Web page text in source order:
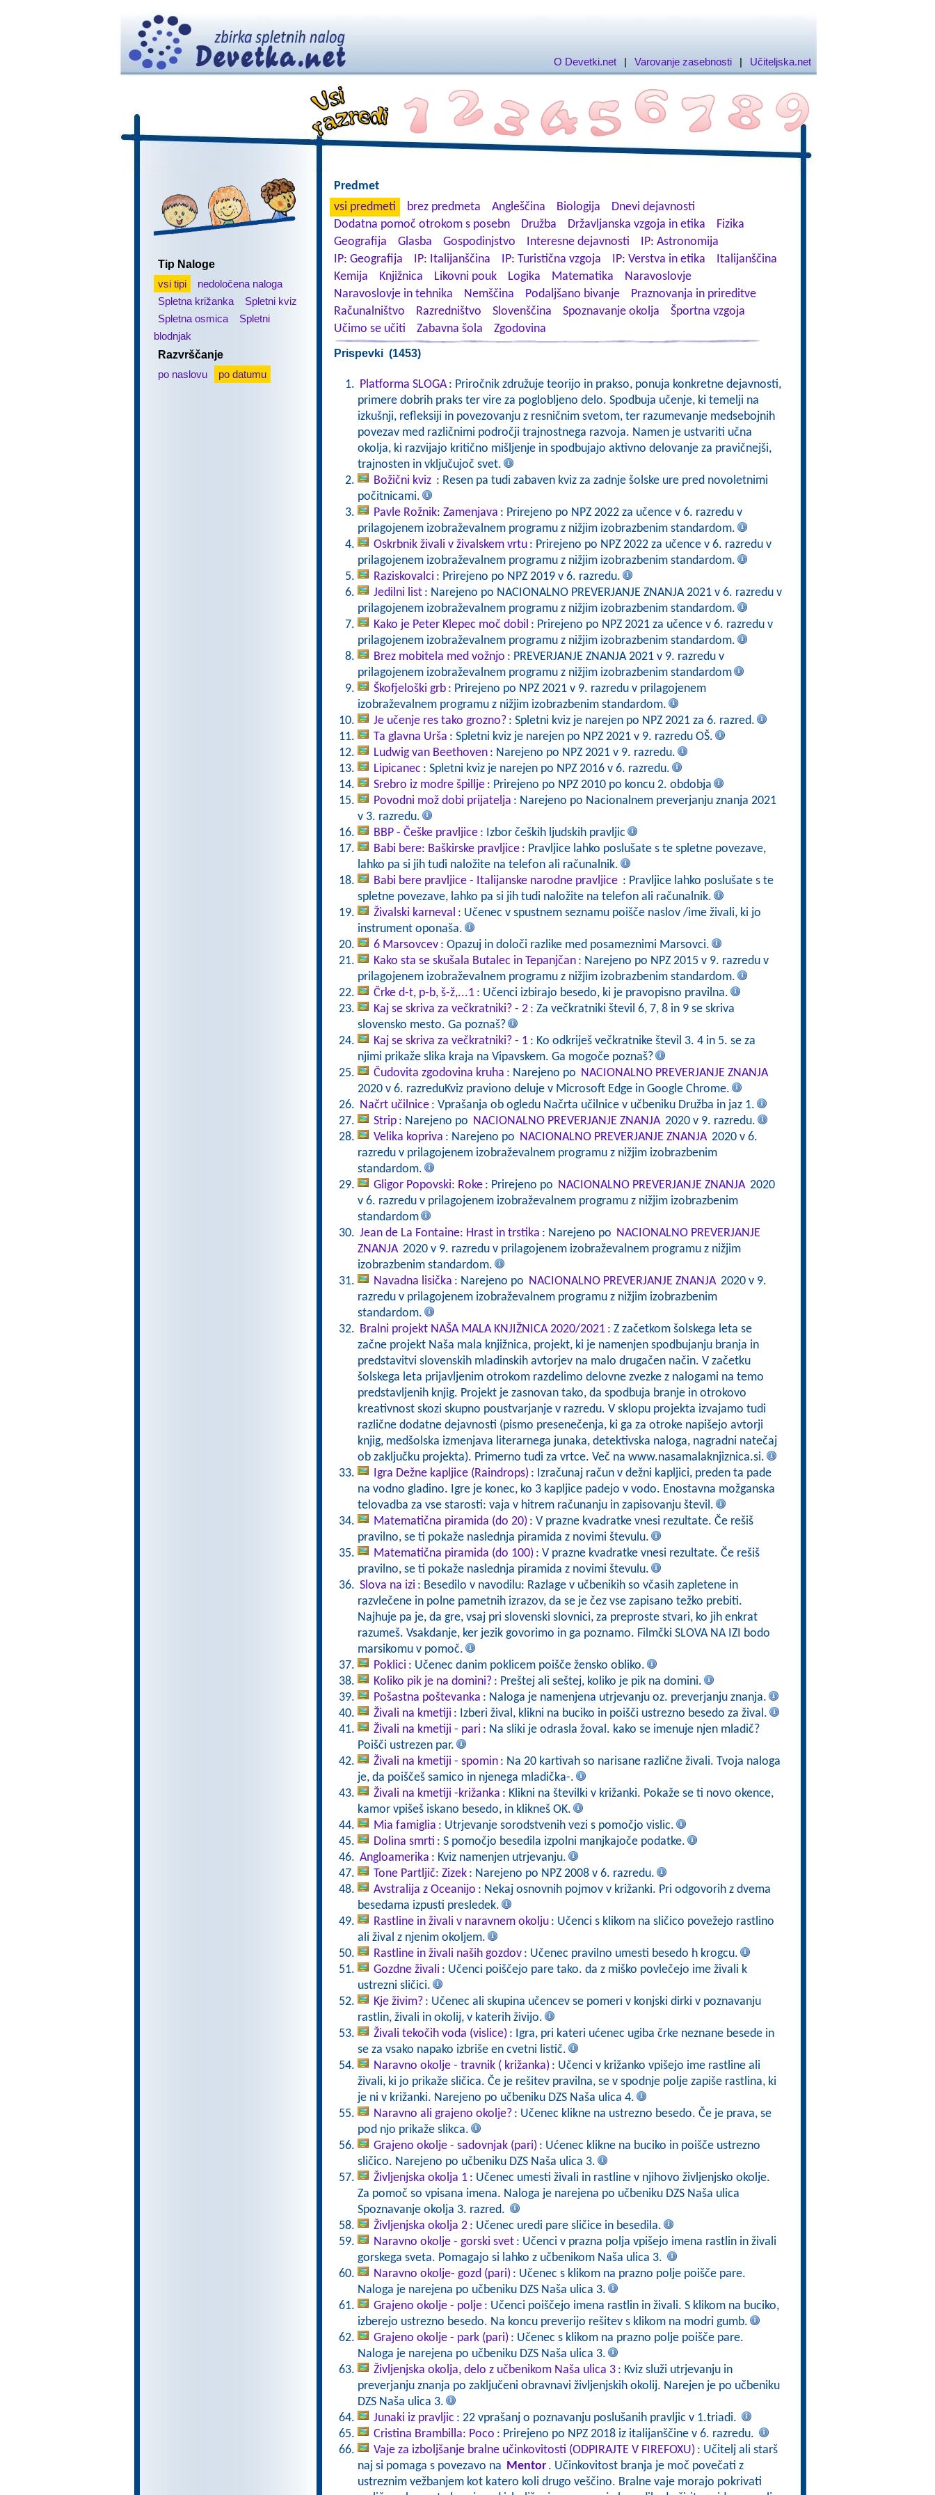
O Devetki.net | Varovanje zasebnosti | Učiteljska.net
Tip Naloge
vsi tipi
nedoločena naloga
Spletna križanka
Spletni kviz
Spletna osmica
Spletni
blodnjak
Razvrščanje
po naslovu
po datumu
Predmet
vsi predmeti
brez predmeta Angleščina Biologija
Dnevi dejavnosti
Dodatna pomoč otrokom s posebn
Družba Državljanska vzgoja in etika
Fizika
Geografija
Glasba Gospodinjstvo Interesne dejavnosti
IP: Astronomija
IP: Geografija
IP: Italijanščina IP: Turistična vzgoja IP: Verstva in etika
Italijanščina
Kemija
Knjižnica Likovni pouk Logika Matematika
Naravoslovje
Naravoslovje in tehnika
Nemščina Podaljšano bivanje
Praznovanja in prireditve
Računalništvo
Razredništvo Slovenščina Spoznavanje okolja
Športna vzgoja
Učimo se učiti
Zabavna šola Zgodovina
Prispevki (1453)
Platforma SLOGA : Priročnik združuje teorijo in prakso, ponuja konkretne dejavnosti,
primere dobrih praks ter vire za poglobljeno delo. Spodbuja učenje, ki temelji na
izkušnji, refleksiji in povezovanju z resničnim svetom, ter razumevanje medsebojnih
povezav med različnimi področji trajnostnega razvoja. Namen je ustvariti učna
okolja, ki razvijajo kritično mišljenje in spodbujajo aktivno delovanje za pravičnejši,
trajnosten in vključujoč svet.
Božični kviz : Resen pa tudi zabaven kviz za zadnje šolske ure pred novoletnimi
počitnicami.
Pavle Rožnik: Zamenjava : Prirejeno po NPZ 2022 za učence v 6. razredu v
prilagojenem izobraževalnem programu z nižjim izobrazbenim standardom.
Oskrbnik živali v živalskem vrtu : Prirejeno po NPZ 2022 za učence v 6. razredu v
prilagojenem izobraževalnem programu z nižjim izobrazbenim standardom.
Raziskovalci : Prirejeno po NPZ 2019 v 6. razredu.
Jedilni list : Narejeno po NACIONALNO PREVERJANJE ZNANJA 2021 v 6. razredu v
prilagojenem izobraževalnem programu z nižjim izobrazbenim standardom.
Kako je Peter Klepec moč dobil : Prirejeno po NPZ 2021 za učence v 6. razredu v
prilagojenem izobraževalnem programu z nižjim izobrazbenim standardom.
Brez mobitela med vožnjo : PREVERJANJE ZNANJA 2021 v 9. razredu v
prilagojenem izobraževalnem programu z nižjim izobrazbenim standardom
Škofjeloški grb : Prirejeno po NPZ 2021 v 9. razredu v prilagojenem
izobraževalnem programu z nižjim izobrazbenim standardom.
Je učenje res tako grozno? : Spletni kviz je narejen po NPZ 2021 za 6. razred.
Ta glavna Urša : Spletni kviz je narejen po NPZ 2021 v 9. razredu OŠ.
Ludwig van Beethoven : Narejeno po NPZ 2021 v 9. razredu.
Lipicanec : Spletni kviz je narejen po NPZ 2016 v 6. razredu.
Srebro iz modre špillje : Prirejeno po NPZ 2010 po koncu 2. obdobja
Povodni mož dobi prijatelja : Narejeno po Nacionalnem preverjanju znanja 2021
v 3. razredu.
BBP - Češke pravljice : Izbor čeških ljudskih pravljic
Babi bere: Baškirske pravljice : Pravljice lahko poslušate s te spletne povezave,
lahko pa si jih tudi naložite na telefon ali računalnik.
Babi bere pravljice - Italijanske narodne pravljice : Pravljice lahko poslušate s te
spletne povezave, lahko pa si jih tudi naložite na telefon ali računalnik.
Živalski karneval : Učenec v spustnem seznamu poišče naslov /ime živali, ki jo
instrument oponaša.
6 Marsovcev : Opazuj in določi razlike med posameznimi Marsovci.
Kako sta se skušala Butalec in Tepanjčan : Narejeno po NPZ 2015 v 9. razredu v
prilagojenem izobraževalnem programu z nižjim izobrazbenim standardom.
Črke d-t, p-b, š-ž,...1 : Učenci izbirajo besedo, ki je pravopisno pravilna.
Kaj se skriva za večkratniki? - 2 : Za večkratniki števil 6, 7, 8 in 9 se skriva
slovensko mesto. Ga poznaš?
Kaj se skriva za večkratniki? - 1 : Ko odkriješ večkratnike števil 3. 4 in 5. se za
njimi prikaže slika kraja na Vipavskem. Ga mogoče poznaš?
Čudovita zgodovina kruha : Narejeno po NACIONALNO PREVERJANJE ZNANJA
2020 v 6. razreduKviz praviono deluje v Microsoft Edge in Google Chrome.
Načrt učilnice : Vprašanja ob ogledu Načrta učilnice v učbeniku Družba in jaz 1.
Strip : Narejeno po NACIONALNO PREVERJANJE ZNANJA 2020 v 9. razredu.
Velika kopriva : Narejeno po NACIONALNO PREVERJANJE ZNANJA 2020 v 6.
razredu v prilagojenem izobraževalnem programu z nižjim izobrazbenim
standardom.
Gligor Popovski: Roke : Prirejeno po NACIONALNO PREVERJANJE ZNANJA 2020
v 6. razredu v prilagojenem izobraževalnem programu z nižjim izobrazbenim
standardom
Jean de La Fontaine: Hrast in trstika : Narejeno po NACIONALNO PREVERJANJE
ZNANJA 2020 v 9. razredu v prilagojenem izobraževalnem programu z nižjim
izobrazbenim standardom.
Navadna lisička : Narejeno po NACIONALNO PREVERJANJE ZNANJA 2020 v 9.
razredu v prilagojenem izobraževalnem programu z nižjim izobrazbenim
standardom.
Bralni projekt NAŠA MALA KNJIŽNICA 2020/2021 : Z začetkom šolskega leta se
začne projekt Naša mala knjižnica, projekt, ki je namenjen spodbujanju branja in
predstavitvi slovenskih mladinskih avtorjev na malo drugačen način. V začetku
šolskega leta prijavljenim otrokom razdelimo delovne zvezke z nalogami na temo
predstavljenih knjig. Projekt je zasnovan tako, da spodbuja branje in otrokovo
kreativnost skozi skupno poustvarjanje v razredu. V sklopu projekta izvajamo tudi
različne dodatne dejavnosti (pismo presenečenja, ki ga za otroke napišejo avtorji
knjig, medšolska izmenjava literarnega junaka, detektivska naloga, nagradni natečaj
ob zaključku projekta). Primerno tudi za vrtce. Več na www.nasamalaknjiznica.si.
Igra Dežne kapljice (Raindrops) : Izračunaj račun v dežni kapljici, preden ta pade
na vodno gladino. Igre je konec, ko 3 kapljice padejo v vodo. Enostavna možganska
telovadba za vse starosti: vaja v hitrem računanju in zapisovanju števil.
Matematična piramida (do 20) : V prazne kvadratke vnesi rezultate. Če rešiš
pravilno, se ti pokaže naslednja piramida z novimi števulu.
Matematična piramida (do 100) : V prazne kvadratke vnesi rezultate. Če rešiš
pravilno, se ti pokaže naslednja piramida z novimi števulu.
Slova na izi : Besedilo v navodilu: Razlage v učbenikih so včasih zapletene in
razvlečene in polne pametnih izrazov, da se je čez vse zapisano težko prebiti.
Najhuje pa je, da gre, vsaj pri slovenski slovnici, za preproste stvari, ko jih enkrat
razumeš. Vsakdanje, ker jezik govorimo in ga poznamo. Filmčki SLOVA NA IZI bodo
marsikomu v pomoč.
Poklici : Učenec danim poklicem poišče žensko obliko.
Koliko pik je na domini? : Preštej ali seštej, koliko je pik na domini.
Pošastna poštevanka : Naloga je namenjena utrjevanju oz. preverjanju znanja.
Živali na kmetiji : Izberi žival, klikni na buciko in poišči ustrezno besedo za žival.
Živali na kmetiji - pari : Na sliki je odrasla žoval. kako se imenuje njen mladič?
Poišči ustrezen par.
Živali na kmetiji - spomin : Na 20 kartivah so narisane različne živali. Tvoja naloga
je, da poiščeš samico in njenega mladička-.
Živali na kmetiji -križanka : Klikni na številki v križanki. Pokaže se ti novo okence,
kamor vpišeš iskano besedo, in klikneš OK.
Mia famiglia : Utrjevanje sorodstvenih vezi s pomočjo vislic.
Dolina smrti : S pomočjo besedila izpolni manjkajoče podatke.
Angloamerika : Kviz namenjen utrjevanju.
Tone Partljič: Zizek : Narejeno po NPZ 2008 v 6. razredu.
Avstralija z Oceanijo : Nekaj osnovnih pojmov v križanki. Pri odgovorih z dvema
besedama izpusti presledek.
Rastline in živali v naravnem okolju : Učenci s klikom na sličico povežejo rastlino
ali žival z njenim okoljem.
Rastline in živali naših gozdov : Učenec pravilno umesti besedo h krogcu.
Gozdne živali : Učenci poiščejo pare tako. da z miško povlečejo ime živali k
ustrezni sličici.
Kje živim? : Učenec ali skupina učencev se pomeri v konjski dirki v poznavanju
rastlin, živali in okolij, v katerih živijo.
Živali tekočih voda (vislice) : Igra, pri kateri ućenec ugiba črke neznane besede in
se za vsako napako izbriše en cvetni listič.
Naravno okolje - travnik ( križanka) : Učenci v križanko vpišejo ime rastline ali
živali, ki jo prikaže sličica. Če je rešitev pravilna, se v spodnje polje zapiše rastlina, ki
je ni v križanki. Narejeno po učbeniku DZS Naša ulica 4.
Naravno ali grajeno okolje? : Učenec klikne na ustrezno besedo. Če je prava, se
pod njo prikaže slikca.
Grajeno okolje - sadovnjak (pari) : Ućenec klikne na buciko in poišče ustrezno
sličico. Narejeno po učbeniku DZS Naša ulica 3.
Življenjska okolja 1 : Učenec umesti živali in rastline v njihovo življenjsko okolje.
Za pomoč so vpisana imena. Naloga je narejena po učbeniku DZS Naša ulica
Spoznavanje okolja 3. razred.
Življenjska okolja 2 : Učenec uredi pare sličice in besedila.
Naravno okolje - gorski svet : Učenci v prazna polja vpišejo imena rastlin in živali
gorskega sveta. Pomagajo si lahko z učbenikom Naša ulica 3.
Naravno okolje- gozd (pari) : Učenec s klikom na prazno polje poišče pare.
Naloga je narejena po učbeniku DZS Naša ulica 3.
Grajeno okolje - polje : Učenci poiščejo imena rastlin in živali. S klikom na buciko,
izberejo ustrezno besedo. Na koncu preverijo rešitev s klikom na modri gumb.
Grajeno okolje - park (pari) : Učenec s klikom na prazno polje poišče pare.
Naloga je narejena po učbeniku DZS Naša ulica 3.
Življenjska okolja, delo z učbenikom Naša ulica 3 : Kviz služi utrjevanju in
preverjanju znanja po zaključeni obravnavi življenjskih okolij. Narejen je po učbeniku
DZS Naša ulica 3.
Junaki iz pravljic : 22 vprašanj o poznavanju poslušanih pravljic v 1.triadi.
Cristina Brambilla: Poco : Prirejeno po NPZ 2018 iz italijanščine v 6. razredu.
Vaje za izboljšanje bralne učinkovitosti (ODPIRAJTE V FIREFOXU) : Učitelj ali starš
naj si pomaga s povezavo na Mentor . Učinkovitost branja je moč povečati z
ustreznim vežbanjem kot katero koli drugo veščino. Bralne vaje morajo pokrivati